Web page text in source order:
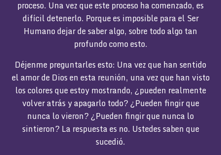
proceso. Una vez que este proceso ha comenzado, es
difícil detenerlo. Porque es imposible para el Ser
Humano dejar de saber algo, sobre todo algo tan
profundo como esto.
Déjenme preguntarles esto: Una vez que han sentido
el amor de Dios en esta reunión, una vez que han visto
los colores que estoy mostrando, ¿pueden realmente
volver atrás y apagarlo todo? ¿Pueden fingir que
nunca lo vieron? ¿Pueden fingir que nunca lo
sintieron? La respuesta es no. Ustedes saben que
sucedió.